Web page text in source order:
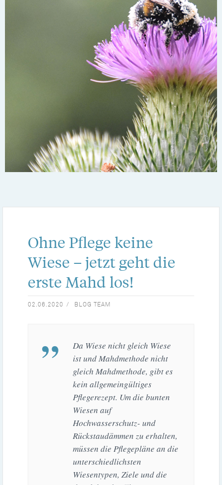
Ohne Pflege keine
Wiese – jetzt geht die
erste Mahd los!
02.06.2020 BLOG TEAM
Da Wiese nicht gleich Wiese
ist und Mahdmethode nicht
gleich Mahdmethode, gibt es
kein allgemeingültiges
Pflegerezept. Um die bunten
Wiesen auf
Hochwasserschutz- und
Rückstaudämmen zu erhalten,
müssen die Pflegepläne an die
unterschiedlichsten
Wiesentypen, Ziele und die